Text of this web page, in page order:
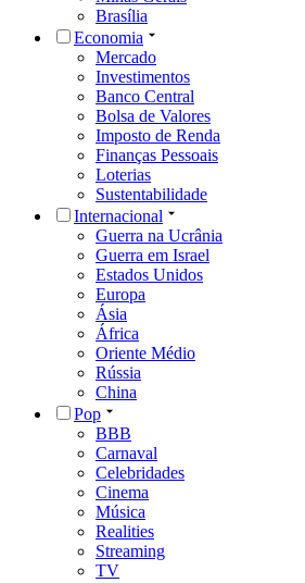
Brasília
Economia
Mercado
Investimentos
Banco Central
Bolsa de Valores
Imposto de Renda
Finanças Pessoais
Loterias
Sustentabilidade
Internacional
Guerra na Ucrânia
Guerra em Israel
Estados Unidos
Europa
Ásia
África
Oriente Médio
Rússia
China
Pop
BBB
Carnaval
Celebridades
Cinema
Música
Realities
Streaming
TV